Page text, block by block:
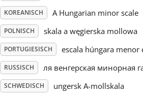
Українська
简体中文
繁體中文
KOREANISCH A Hungarian minor scale
POLNISCH skala a węgierska mollowa
PORTUGIESISCH escala húngara menor
RUSSISCH ля венгерская минорная
SCHWEDISCH ungersk A-mollskala